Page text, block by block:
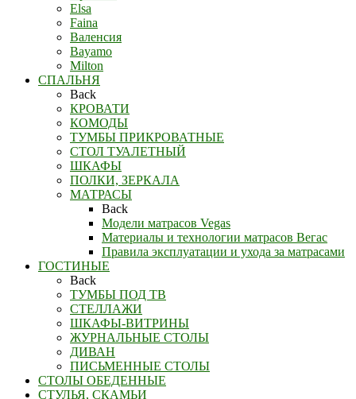
Elsa
Faina
Валенсия
Bayamo
Milton
СПАЛЬНЯ
Back
КРОВАТИ
КОМОДЫ
ТУМБЫ ПРИКРОВАТНЫЕ
СТОЛ ТУАЛЕТНЫЙ
ШКАФЫ
ПОЛКИ, ЗЕРКАЛА
МАТРАСЫ
Back
Модели матрасов Vegas
Материалы и технологии матрасов Вегас
Правила эксплуатации и ухода за матрасами
ГОСТИНЫЕ
Back
ТУМБЫ ПОД ТВ
СТЕЛЛАЖИ
ШКАФЫ-ВИТРИНЫ
ЖУРНАЛЬНЫЕ СТОЛЫ
ДИВАН
ПИСЬМЕННЫЕ СТОЛЫ
СТОЛЫ ОБЕДЕННЫЕ
СТУЛЬЯ, СКАМЬИ